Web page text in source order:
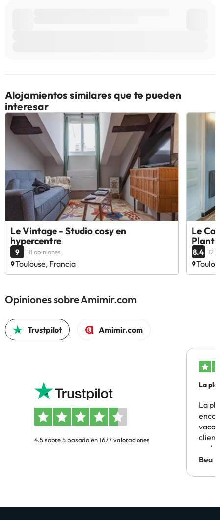
Alojamientos similares que te pueden
interesar
Le Vintage - Studio cosy en
hypercentre
9 18 opiniones
Toulouse, Francia
Le
8.4 12
Opiniones sobre Amimir.com
Trustpilot Amimir.com
4.5 sobre 5 basado en 1677 valoraciones
La
La
Bea